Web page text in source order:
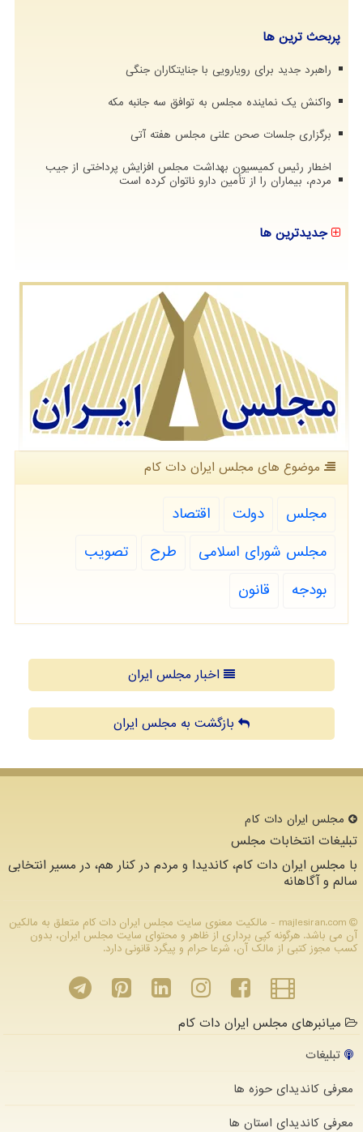
پربحث ترین ها
راهبرد جدید برای رویارویی با جنایتکاران جنگی
واکنش یک نماینده مجلس به توافق سه جانبه مکه
برگزاری جلسات صحن علنی مجلس هفته آتی
اخطار رئیس کمیسیون بهداشت مجلس افزایش پرداختی از جیب
مردم، بیماران را از تأمین دارو ناتوان کرده است
جدیدترین ها
موضوع های مجلس ایران دات كام
مجلس دولت
اقتصاد
مجلس شورای اسلامی
طرح
تصویب
بودجه
قانون
اخبار مجلس ایران
بازگشت به مجلس ایران
مجلس ایران دات كام
تبلیغات انتخابات مجلس
با مجلس ایران دات کام، کاندیدا و مردم در کنار هم، در مسیر انتخابی
سالم و آگاهانه
majlesiran.com - مالکیت معنوی سایت مجلس ایران دات كام متعلق به مالکین
آن می باشد. هرگونه کپی برداری از ظاهر و محتوای سایت مجلس ایران، بدون
کسب مجوز کتبی از مالک آن، شرعا حرام و پیگرد قانونی دارد.
میانبرهای مجلس ایران دات کام
تبلیغات
معرفی کاندیدای حوزه ها
معرفی کاندیدای استان ها